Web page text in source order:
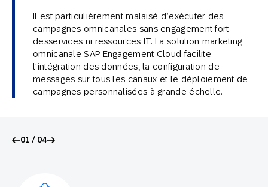
Il est particulièrement malaisé d’exécuter des
campagnes omnicanales sans engagement fort
desservices ni ressources IT. La solution marketing
omnicanale SAP Engagement Cloud facilite
l'intégration des données, la configuration de
messages sur tous les canaux et le déploiement de
campagnes personnalisées à grande échelle.
01 / 04